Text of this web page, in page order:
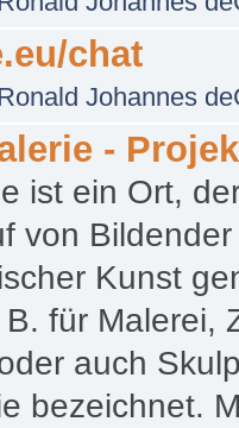
chat
Johannes
-
ist ein Ort,
von
Kunst
für Malerei,
auch
bezeichnet.